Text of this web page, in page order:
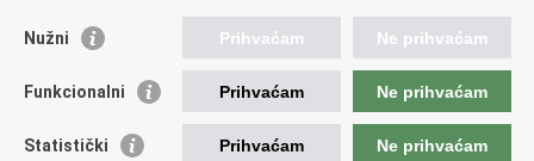
Institucije i Javne ustanove u nadležnosti
Ministarstva
Fond za zaštitu okoliša i energetsku učinkovitost
Državni hidrometeorološki zavod
Nužni Prihvaćam Ne prihvaćam
Funkcionalni Prihvaćam Ne prihvaćam
Statistički Prihvaćam Ne prihvaćam